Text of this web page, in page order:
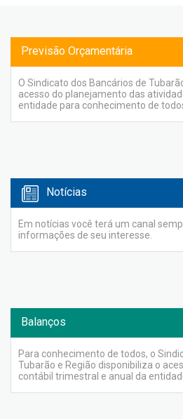
Previsão Orçamentária
O Sindicato dos Bancários de
acesso do planejamento das
entidade para conhecimento de
Notícias
Em notícias você terá um canal
informações de seu interesse.
Balanços
Para conhecimento de todos, o
Tubarão e Região disponibiliza o
contábil trimestral e anual da